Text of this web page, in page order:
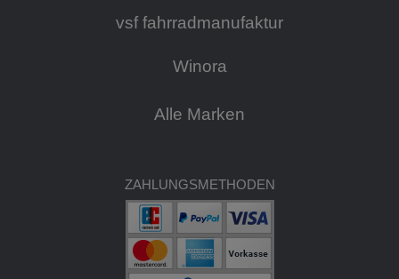
vsf fahrradmanufaktur
Winora
Alle Marken
ZAHLUNGSMETHODEN